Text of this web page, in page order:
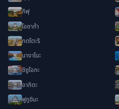
กิฟุ
โอซาก้า
ทตโตะริ
นางาโนะ
ชิซูโอกะ
อากิตะ
ฟูกูชิมะ